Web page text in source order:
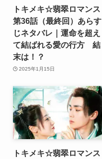
トキメキ☆翡翠ロマンス
第36話（最終回）あらす
じネタバレ｜運命を超え
て結ばれる愛の行方 結
末は！？
2025年1月15日
トキメキ☆翡翠ロマンス